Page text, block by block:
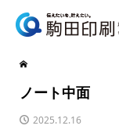
ノート中面
2025.12.16